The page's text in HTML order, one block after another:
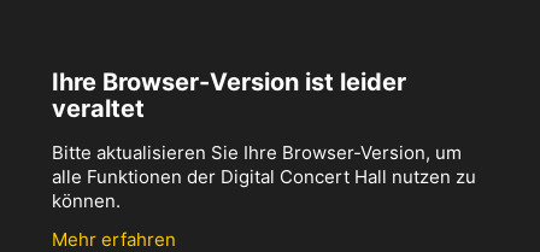
Ihre Browser-Version ist leider
veraltet
Bitte aktualisieren Sie Ihre Browser-Version, um
alle Funktionen der Digital Concert Hall nutzen zu
können.
Mehr erfahren